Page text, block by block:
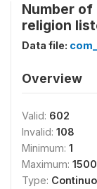
Number of
religion
Data file:
Overview
Valid: 602
Invalid: 108
Minimum: 1
Maximum:
Type: